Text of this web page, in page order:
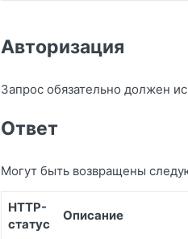
Авторизация
Запрос обязательно должен
Ответ
Могут быть возвращены
HTTP-
статус
Описание